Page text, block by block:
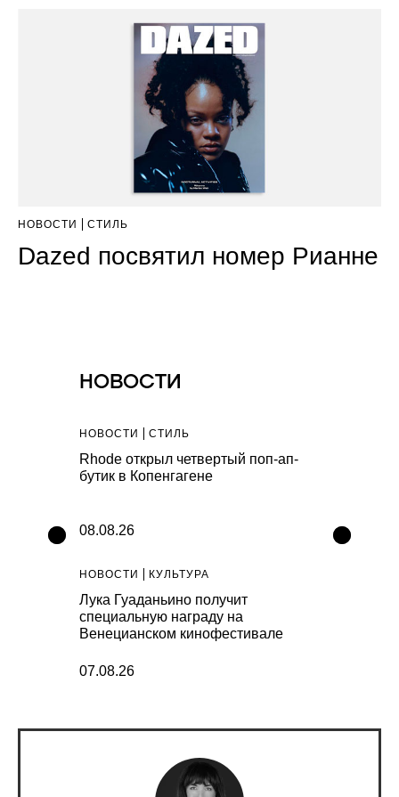
НОВОСТИ СТИЛЬ
Dazed посвятил номер Рианне
НОВОСТИ
НОВОСТИ СТИЛЬ
Rhode открыл четвертый поп-ап-
бутик в Копенгагене
08.08.26
НОВОСТИ КУЛЬТУРА
Лука Гуаданьино получит
специальную награду на
Венецианском кинофестивале
07.08.26
07.08.26